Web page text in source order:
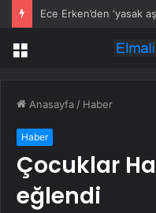
Menü
Anasayfa / Haber
Haber
Çocuklar
eğlendi